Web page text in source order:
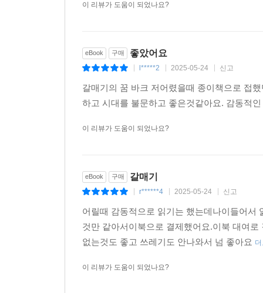
이 리뷰가 도움이 되었나요?
eBook 구매 좋았어요
l*****2 2025-05-24 신고
갈매기의 꿈 바크 저어렸을때 종이책으로 접
하고 시대를 불문하고 좋은것같아요. 감동적
이 리뷰가 도움이 되었나요?
eBook 구매 갈매기
r******4 2025-05-24 신고
어릴때 감동적으로 읽기는 했는데나이들어서
것만 같아서이북으로 결제했어요.이북 대여
없는것도 좋고 쓰레기도 안나와서 넘 좋아요
이 리뷰가 도움이 되었나요?